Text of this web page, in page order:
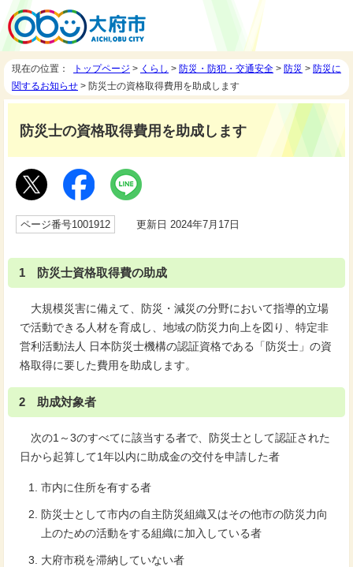
現在の位置： トップページ > くらし > 防災・防犯・交通安全 > 防災 > 防災に
関するお知らせ > 防災士の資格取得費用を助成します
防災士の資格取得費用を助成します
ページ番号1001912 更新日 2024年7月17日
1 防災士資格取得費の助成
大規模災害に備えて、防災・減災の分野において指導的立場
で活動できる人材を育成し、地域の防災力向上を図り、特定非
営利活動法人 日本防災士機構の認証資格である「防災士」の資
格取得に要した費用を助成します。
2 助成対象者
次の1～3のすべてに該当する者で、防災士として認証された
日から起算して1年以内に助成金の交付を申請した者
市内に住所を有する者
防災士として市内の自主防災組織又はその他市の防災力向
上のための活動をする組織に加入している者
大府市税を滞納していない者